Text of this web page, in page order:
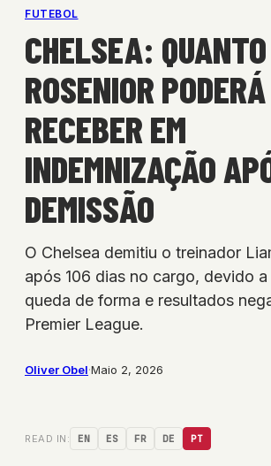
FUTEBOL
CHELSEA:
ROSENIOR PODERÁ
RECEBER EM
INDEMNIZAÇÃO
DEMISSÃO
O Chelsea demitiu o treinador
após 106 dias no cargo, devido
queda de forma e resultados
Premier League.
Oliver Obel·Maio 2, 2026
READ IN: EN ES FR DE PT